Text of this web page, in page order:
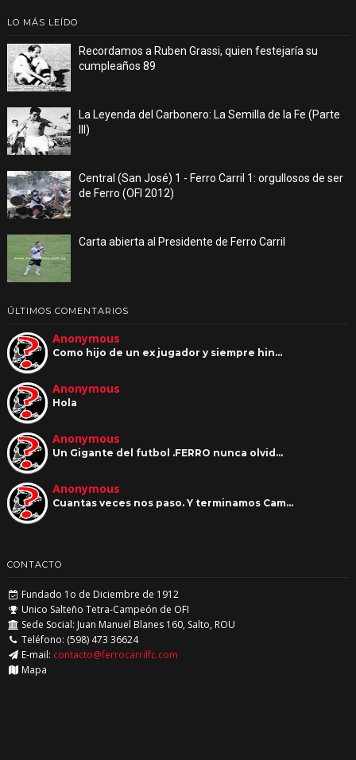
LO MÁS LEÍDO
Recordamos a Ruben Grassi, quien festejaría su
cumpleaños 89
La Leyenda del Carbonero: La Semilla de la Fe (Parte
III)
Central (San José) 1 - Ferro Carril 1: orgullosos de ser
de Ferro (OFI 2012)
Carta abierta al Presidente de Ferro Carril
ÚLTIMOS COMENTARIOS
Anonymous
Como hijo de un ex jugador y siempre hin…
Anonymous
Hola
Anonymous
Un Gigante del futbol .FERRO nunca olvid…
Anonymous
Cuantas veces nos paso. Y terminamos Cam…
CONTACTO
Fundado 1o de Diciembre de 1912
Unico Salteño Tetra-Campeón de OFI
Sede Social: Juan Manuel Blanes 160, Salto, ROU
Teléfono: (598) 473 36624
E-mail: contacto@ferrocarrilfc.com
Mapa